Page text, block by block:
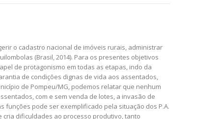
o cadastro nacional de imóveis rurais, administrar
(Brasil, 2014). Para os presentes objetivos
de protagonismo em todas as etapas, indo da
de condições dignas de vida aos assentados,
de Pompeu/MG, podemos relatar que nenhum
com e sem venda de lotes, a invasão de
pode ser exemplificado pela situação dos P.A.
cria dificuldades ao processo produtivo, tanto